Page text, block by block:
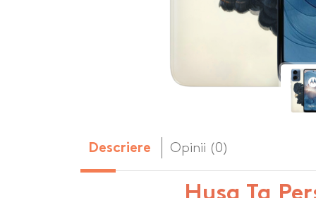
Halbe de bere
Huse
Descriere Opinii (0)